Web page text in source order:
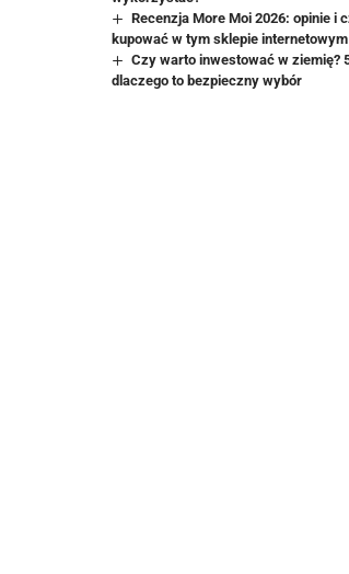
Recenzja More Moi 2026: opinie i
kupować w tym sklepie internetowym
Czy warto inwestować w ziemię?
dlaczego to bezpieczny wybór